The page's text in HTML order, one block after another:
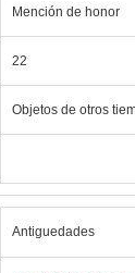
Mención de honor
22
Objetos de otros
Antiguedades